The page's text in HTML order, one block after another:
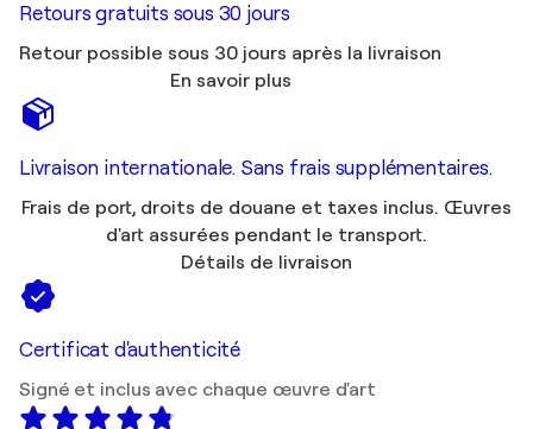
Retours gratuits sous 30 jours
Retour possible sous 30 jours après la livraison
En savoir plus
Livraison internationale. Sans frais supplémentaires.
Frais de port, droits de douane et taxes inclus. Œuvres
d'art assurées pendant le transport.
Détails de livraison
Certificat d'authenticité
Signé et inclus avec chaque œuvre d'art